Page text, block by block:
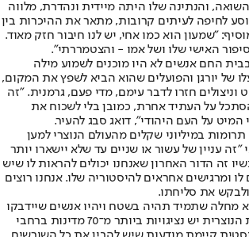
והנתינה שלו היתה מיידית ונהדרת, מלווה
לחיפה לעיתים קרובות, מתאר את ההיכרות בין
"שמעון הוא כמו אחי, יש לנו חיבור חזק מאוד.
האישי שלו ושל אמו - והצטמררתי".
החם אנשים לא היו מוכנים לשמוע מילה
של יורגן והפועלים שהוא הביא לשפץ את המקום,
וניצולים חזרו לדבר עימם, מדי פעם, גרמנית. "זה
על העתיד אחרת, כמובן בלי לשכוח את
המיט על העם היהודי", דואג סבג להעיר.
תרומות במיליוני שקלים מהעולם הנוצרי למען
"זה עניין של עשור או שניים עד שלא יישארו יותר
זה הדור האחרון שאנחנו יכולים להראות לו שיש
לו ומרגישים אחראים להיסטוריה שלו. אנחנו רוצים
את סליחתו.
מחלה שתמיד תהיה בשטח ויהיו אנשים שיידבקו
בה. עם זאת, לשגרירות הנוצרית יש נציגויות ביותר מ־70 מדינות ברחבי